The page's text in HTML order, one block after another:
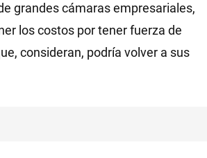
grandes cámaras empresariales,
los costos por tener fuerza de
consideran, podría volver a sus